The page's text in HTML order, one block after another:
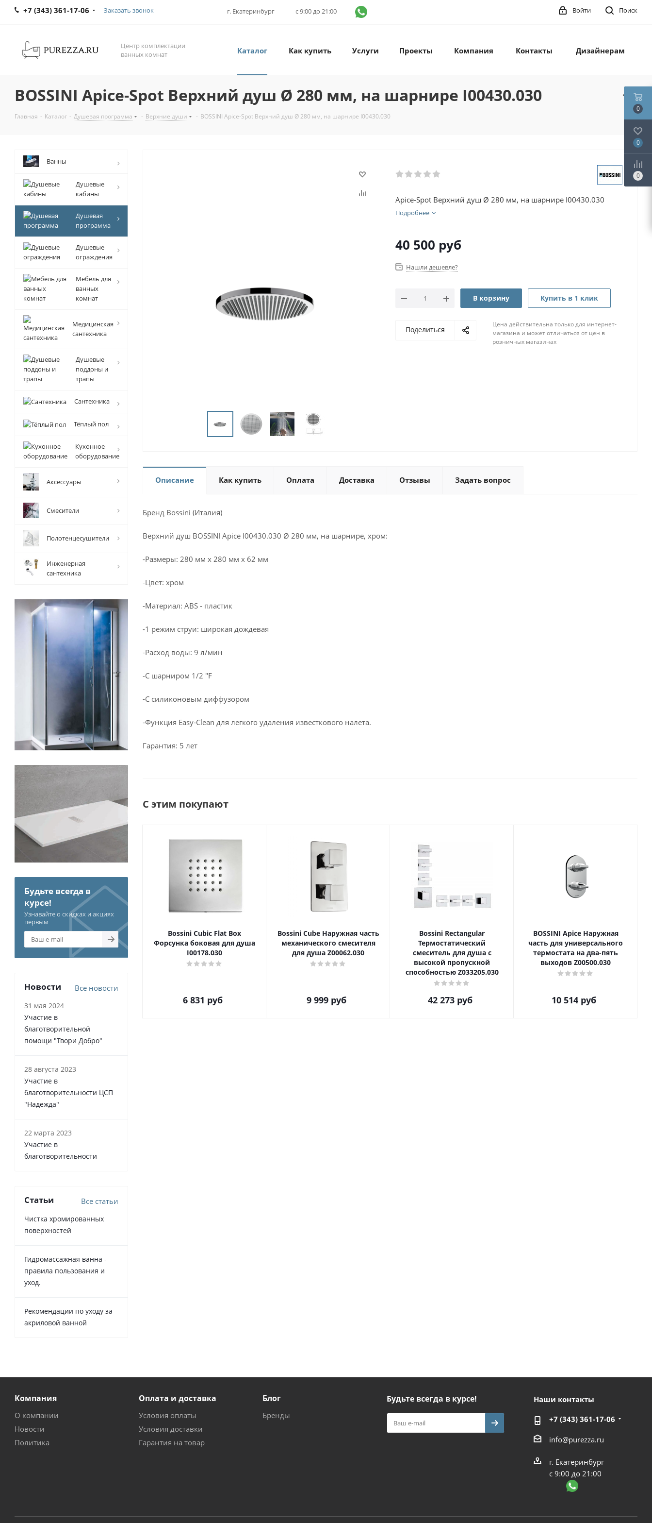
+7 (343) 361-17-06 Заказать звонок г. Екатеринбург с 9:00 до 21:00 Поиск
Войти
Центр комплектации
ванных комнат
Каталог Как купить Услуги Проекты Компания Контакты Дизайнерам
BOSSINI Apice-Spot Верхний душ Ø 280 мм, на шарнире I00430.030
Главная - Каталог - Душевая программа - Верхние души - BOSSINI Apice-Spot Верхний душ Ø 280 мм, на шарнире I00430.030
Apice-Spot Верхний душ Ø 280 мм, на шарнире I00430.030
Подробнее
40 500 руб
Нашли дешевле?
В корзину Купить в 1 клик
Поделиться
Цена действительна только для интернет-
магазина и может отличаться от цен в
розничных магазинах
Описание Как купить Оплата Доставка Отзывы Задать вопрос
Бренд Bossini (Италия)
Верхний душ BOSSINI Apice I00430.030 Ø 280 мм, на шарнире, хром:
-Размеры: 280 мм х 280 мм х 62 мм
-Цвет: хром
-Материал: ABS - пластик
-1 режим струи: широкая дождевая
-Расход воды: 9 л/мин
-С шарниром 1/2 "F
-С силиконовым диффузором
-Функция Easy-Clean для легкого удаления известкового налета.
Гарантия: 5 лет
С этим покупают
Bossini Cubic Flat Box
Форсунка боковая для душа
I00178.030
6 831 руб
Bossini Cube Наружная часть
механического смесителя
для душа Z00062.030
9 999 руб
Bossini Rectangular
Термостатический
смеситель для душа с
высокой пропускной
способностью Z033205.030
42 273 руб
BOSSINI Apice Наружная
часть для универсального
термостата на два-пять
выходов Z00500.030
10 514 руб
Ванны
Душевые
кабины
Душевая
программа
Душевые
ограждения
Мебель для
ванных
комнат
Медицинская
сантехника
Душевые
поддоны и
трапы
Сантехника
Тёплый пол
Кухонное
оборудование
Аксессуары
Смесители
Полотенцесушители
Инженерная
сантехника
Будьте всегда в
курсе!
Узнавайте о скидках и акциях
первым
Новости Все новости
31 мая 2024
Участие в
благотворительной
помощи "Твори Добро"
28 августа 2023
Участие в
благотворительности ЦСП
"Надежда"
22 марта 2023
Участие в
благотворительности
Статьи Все статьи
Чистка хромированных
поверхностей
Гидромассажная ванна -
правила пользования и
уход.
Рекомендации по уходу за
акриловой ванной
Компания
О компании
Новости
Политика
Оплата и доставка
Условия оплаты
Условия доставки
Гарантия на товар
Блог
Бренды
Будьте всегда в курсе! Наши контакты
+7 (343) 361-17-06
info@purezza.ru
г. Екатеринбург
с 9:00 до 21:00
0
0
0